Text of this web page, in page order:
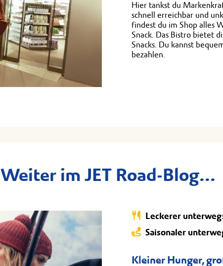
Hier tankst du
schnell erreichbar und
findest du im Shop alles
Snack. Das Bistro bietet
Snacks. Du kannst
bezahlen.
Weiter im JET Road-Blog...
Leckerer
Saisonaler
Kleiner Hunger,